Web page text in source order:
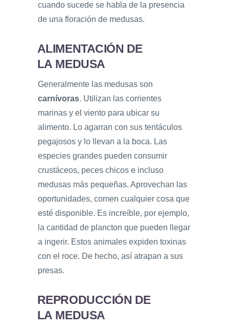
cuando sucede se habla de la presencia
de una floración de medusas.
ALIMENTACIÓN DE
LA MEDUSA
Generalmente las medusas son
carnívoras. Utilizan las corrientes
marinas y el viento para ubicar su
alimento. Lo agarran con sus tentáculos
pegajosos y lo llevan a la boca. Las
especies grandes pueden consumir
crustáceos, peces chicos e incluso
medusas más pequeñas. Aprovechan las
oportunidades, comen cualquier cosa que
esté disponible. Es increíble, por ejemplo,
la cantidad de plancton que pueden llegar
a ingerir. Estos animales expiden toxinas
con el roce. De hecho, así atrapan a sus
presas.
REPRODUCCIÓN DE
LA MEDUSA